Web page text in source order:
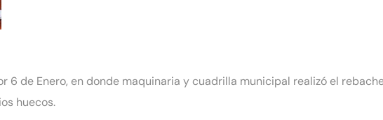
6 de Enero, en donde maquinaria y cuadrilla municipal realizó el
huecos.